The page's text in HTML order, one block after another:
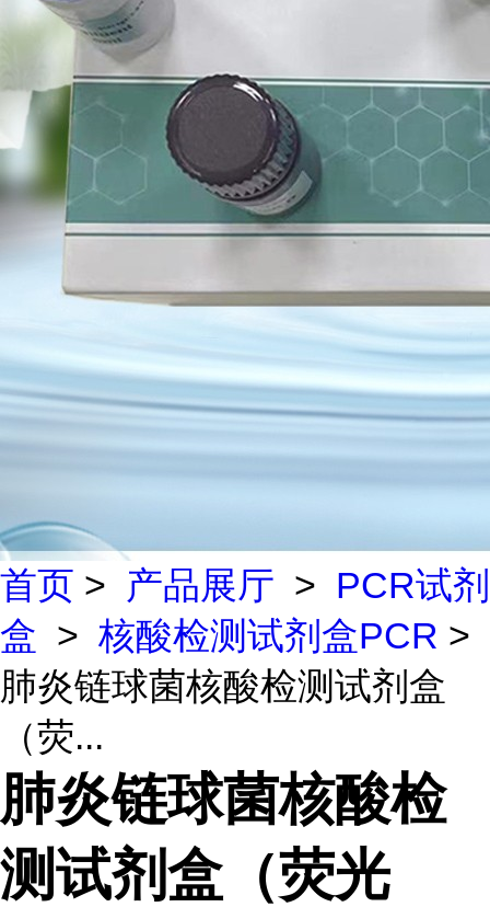
首页 > 产品展厅 > PCR试剂
盒 > 核酸检测试剂盒PCR >
肺炎链球菌核酸检测试剂盒
（荧...
肺炎链球菌核酸检
测试剂盒（荧光